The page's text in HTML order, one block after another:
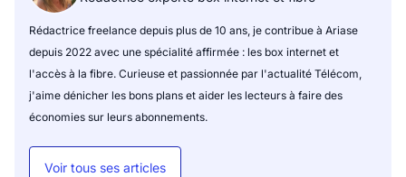
Rédactrice freelance depuis plus de 10 ans, je contribue à Ariase
depuis 2022 avec une spécialité affirmée : les box internet et
l'accès à la fibre. Curieuse et passionnée par l'actualité Télécom,
j'aime dénicher les bons plans et aider les lecteurs à faire des
économies sur leurs abonnements.
Voir tous ses articles